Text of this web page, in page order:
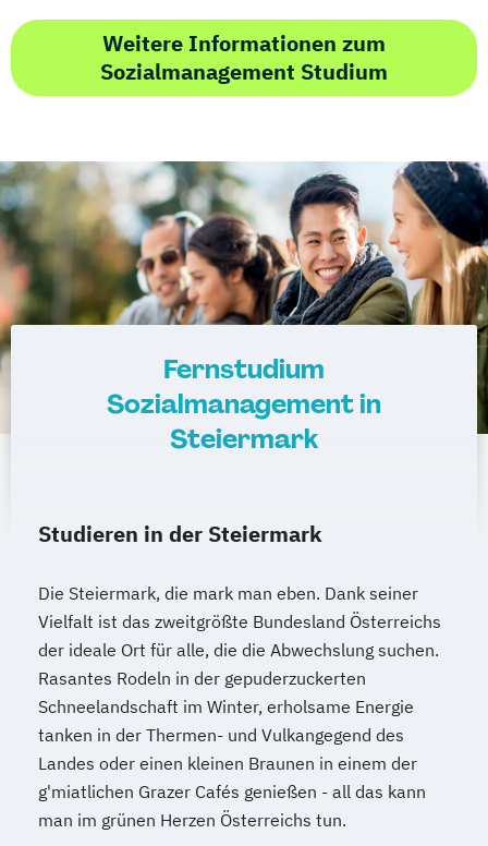
Finanzmanagement für Bankkaufleute
Fintech Fitnessökonomie
Game Design
Gartenbau General Management
Gesundheits- und Pflegepädagogik
Gesundheitsmanagement
Gesundheitspsychologie
Gesundheitspädagogik
Gesundheitsökonomie Growth Hacking
Growth Hacking (DE/EN)
Heilpädagogik
Heilpädagogik und Inklusion
Heilpädagogik/Inklusionspädagogik
Immobilienmanagement
Immobilienkaufleute
Immobilienwirtschaft Informatik
Information Technology Management
(DE/EN)
Innovation and Entrepreneurship (DE/EN)
International Healthcare Management
(DE/EN)
International Management (DE/EN)
Internationales Marketing
Weitere Informationen zum
Sozialmanagement Studium
Fernstudium
Sozialmanagement in
Steiermark
Studieren in der Steiermark
Die Steiermark, die mark man eben. Dank seiner
Vielfalt ist das zweitgrößte Bundesland Österreichs
der ideale Ort für alle, die die Abwechslung suchen.
Rasantes Rodeln in der gepuderzuckerten
Schneelandschaft im Winter, erholsame Energie
tanken in der Thermen- und Vulkangegend des
Landes oder einen kleinen Braunen in einem der
g'miatlichen Grazer Cafés genießen - all das kann
man im grünen Herzen Österreichs tun.